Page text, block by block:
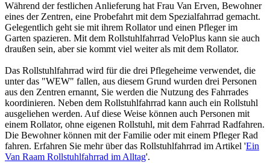
Während der festlichen Anlieferung hat Frau Van Erven, Bewohner
eines der Zentren, eine Probefahrt mit dem Spezialfahrrad gemacht.
Gelegentlich geht sie mit ihrem Rollator und einen Pfleger im
Garten spazieren. Mit dem Rollstuhlfahrrad VeloPlus kann sie auch
draußen sein, aber sie kommt viel weiter als mit dem Rollator.
Das Rollstuhlfahrrad wird für die drei Pflegeheime verwendet, die
unter das "WEW" fallen, aus diesem Grund wurden drei Personen
aus den Zentren ernannt, Sie werden die Nutzung des Fahrrades
koordinieren. Neben dem Rollstuhlfahrrad kann auch ein Rollstuhl
ausgeliehen werden. Auf diese Weise können auch Personen mit
einem Rollator, ohne eigenen Rollstuhl, mit dem Fahrrad Radfahren.
Die Bewohner können mit der Familie oder mit einem Pfleger Rad
fahren. Erfahren Sie mehr über das Rollstuhlfahrrad im Artikel 'Ein
Van Raam Rollstuhlfahrrad im Alltag'.